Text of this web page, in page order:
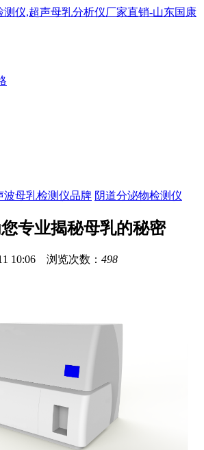
波母乳检测仪品牌 阴道分泌物检测仪
专业揭秘母乳的秘密
10:06 浏览次数： 498